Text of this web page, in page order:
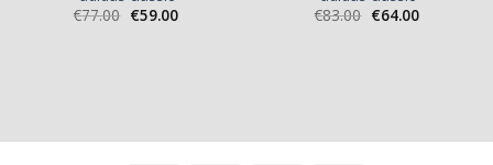
€77.00 €59.00
€83.00 €64.00